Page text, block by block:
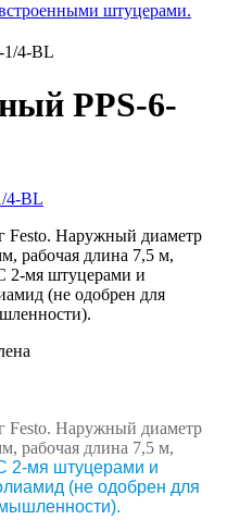
штуцерами.
1/4-BL
PPS-6-
Наружный диаметр
рабочая длина 7,5 м,
2-мя штуцерами и
(не одобрен для
Наружный диаметр
рабочая длина 7,5 м,
2-мя штуцерами и
(не одобрен для